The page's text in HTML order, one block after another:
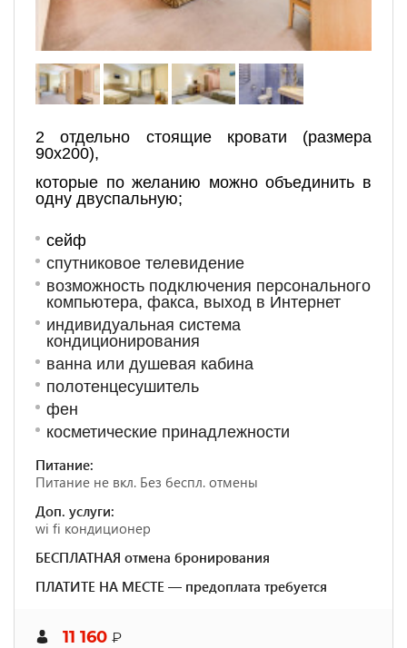
2 отдельно стоящие кровати (размера
90х200),
которые по желанию можно объединить в
одну двуспальную;
сейф
спутниковое телевидение
возможность подключения персонального
компьютера, факса, выход в Интернет
индивидуальная система
кондиционирования
ванна или душевая кабина
полотенцесушитель
фен
косметические принадлежности
Питание:
Питание не вкл. Без беспл. отмены
Доп. услуги:
wi fi кондиционер
БЕСПЛАТНАЯ отмена бронирования
ПЛАТИТЕ НА МЕСТЕ — предоплата требуется
11 160 ₽